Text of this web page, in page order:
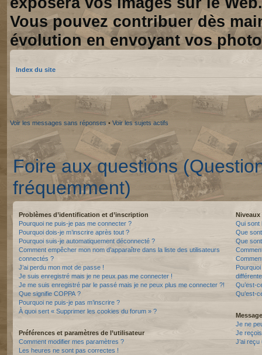
Vous pouvez contribuer dès
évolution en envoyant vos
Index du site
Voir les messages sans réponses • Voir les sujets actifs
Foire aux questions
fréquemment)
Problèmes d’identification et d’inscription
Pourquoi ne puis-je pas me connecter ?
Pourquoi dois-je m’inscrire après tout ?
Pourquoi suis-je automatiquement déconnecté ?
Comment empêcher mon nom d’apparaître dans la liste des utilisateurs
connectés ?
J’ai perdu mon mot de passe !
Je suis enregistré mais je ne peux pas me connecter !
Je me suis enregistré par le passé mais je ne peux plus me connecter ?!
Que signifie COPPA ?
Pourquoi ne puis-je pas m’inscrire ?
À quoi sert « Supprimer les cookies du forum » ?
Préférences et paramètres de l’utilisateur
Comment modifier mes paramètres ?
Les heures ne sont pas correctes !
Niveaux
Qui sont
Que
Que
Qu’est-
Qu’est-
Je ne
Je
J’ai